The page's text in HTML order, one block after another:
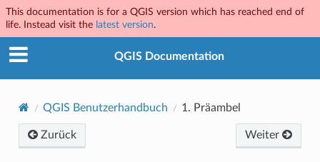
This documentation is for a QGIS version which has reached end of
life. Instead visit the latest version.
QGIS Documentation
QGIS Benutzerhandbuch 1. Präambel
Zurück Weiter